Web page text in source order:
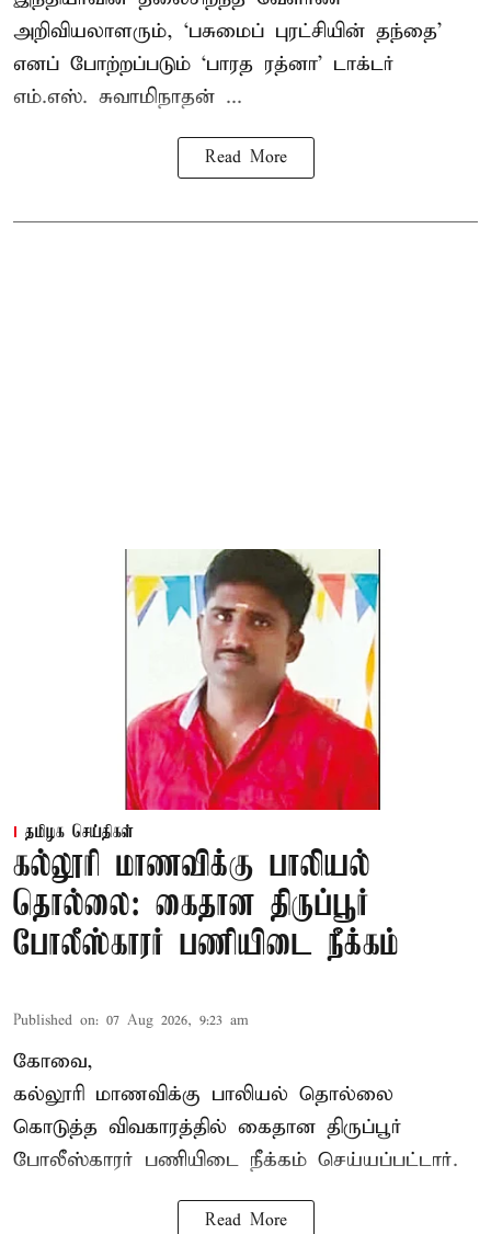
அறிவியலாளரும், ‘பசுமைப் புரட்சியின் தந்தை’
எனப் போற்றப்படும் ‘பாரத ரத்னா’ டாக்டர்
எம்.எஸ். சுவாமிநாதன் ...
Read More
தமிழக செய்திகள்
கல்லூரி மாணவிக்கு பாலியல்
தொல்லை: கைதான திருப்பூர்
போலீஸ்காரர் பணியிடை நீக்கம்
Published on: 07 Aug 2026, 9:23 am
கோவை,
கல்லூரி மாணவிக்கு பாலியல் தொல்லை
கொடுத்த விவகாரத்தில் கைதான திருப்பூர்
போலீஸ்காரர் பணியிடை நீக்கம் செய்யப்பட்டார்.
Read More